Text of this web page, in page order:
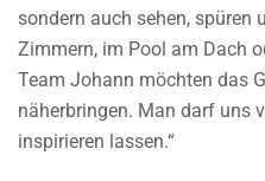
sondern auch sehen, spüren
Zimmern, im Pool am Dach
Team Johann möchten das
näherbringen. Man darf uns
inspirieren lassen.“